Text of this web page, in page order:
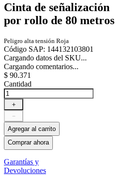
Cinta de señalización
por rollo de 80 metros
Peligro alta tensión Roja
Código SAP: 144132103801
Cargando datos del SKU...
Cargando comentarios...
$ 90.371
Cantidad
＋
－
Agregar al carrito
Comprar ahora
Garantías y
Devoluciones